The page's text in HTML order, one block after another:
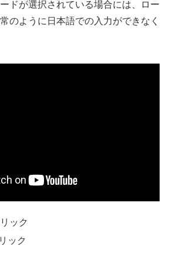
ドが選択されている場合には、ロー
のように日本語での入力ができなく
ック
ック